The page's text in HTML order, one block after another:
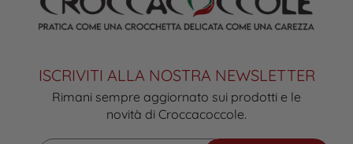
ISCRIVITI ALLA NOSTRA NEWSLETTER
Rimani sempre aggiornato sui prodotti e le
novità di Croccacoccole.